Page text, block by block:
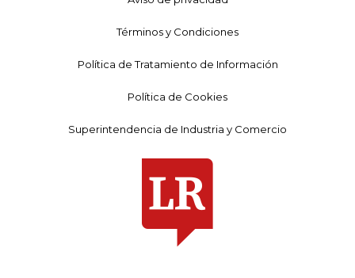
Términos y Condiciones
Política de Tratamiento de Información
Política de Cookies
Superintendencia de Industria y Comercio